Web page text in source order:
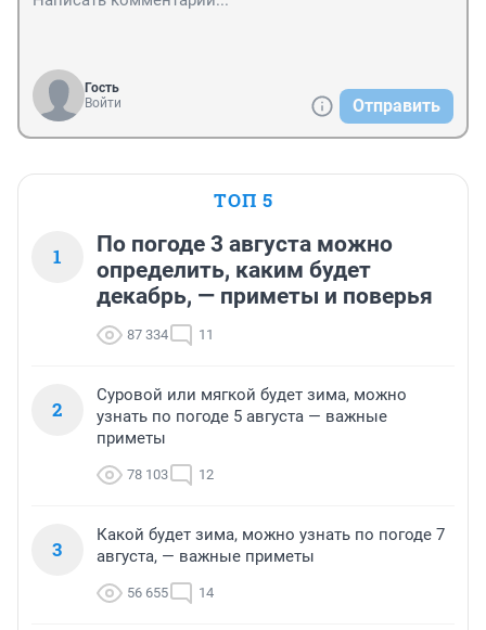
Гость
Войти
Отправить
ТОП 5
1
По погоде 3 августа можно
определить, каким будет
декабрь, — приметы и поверья
87 334 11
2
Суровой или мягкой будет зима, можно
узнать по погоде 5 августа — важные
приметы
78 103 12
3
Какой будет зима, можно узнать по погоде 7
августа, — важные приметы
56 655 14